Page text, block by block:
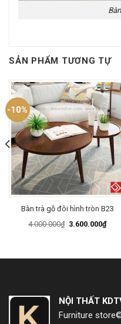
SẢN PHẨM TƯƠNG TỰ
-10%
Bàn trà gỗ đôi hình tròn B23
4.000.000₫ Giá
3.600.000₫Giá
hiện
NỘI THẤT
Furniture